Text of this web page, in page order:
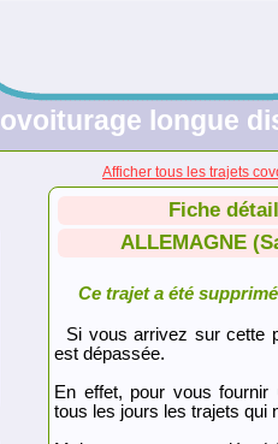
longue
Afficher tous les trajets
Fiche
ALLEMAGNE
Ce trajet a été
Si vous arrivez sur cette
est dépassée.
En effet, pour vous fournir
tous les jours les trajets qui